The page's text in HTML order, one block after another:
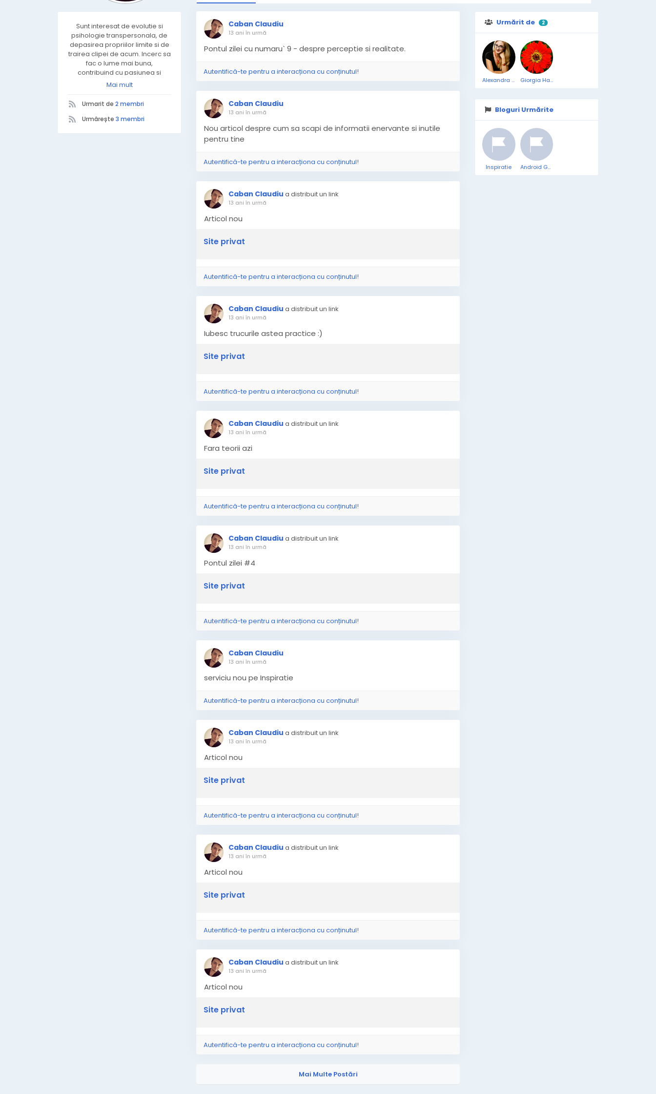
Sunt interesat de evolutie si
psihologie transpersonala, de
depasirea propriilor limite si de
trairea clipei de acum. Incerc sa
fac o lume mai buna,
contribuind cu pasiunea si
vocatia mea. Scriu mult.
Sunt oglinda a ceea ce tu imi
Mai mult
Urmarit de 2 membri
Urmărește 3 membri
Urmărit de 2
Alexandra Bohan Giorgia Hash
Bloguri Urmărite
Inspiratie Android G33k
Caban Claudiu
13 ani în urmă
Pontul zilei cu numaru` 9 - despre perceptie si realitate.
Autentifică-te pentru a interacționa cu conținutul!
Caban Claudiu
13 ani în urmă
Nou articol despre cum sa scapi de informatii enervante si inutile
pentru tine
Autentifică-te pentru a interacționa cu conținutul!
Caban Claudiu a distribuit un link
13 ani în urmă
Articol nou
Site privat
Autentifică-te pentru a interacționa cu conținutul!
Caban Claudiu a distribuit un link
13 ani în urmă
Iubesc trucurile astea practice :)
Site privat
Autentifică-te pentru a interacționa cu conținutul!
Caban Claudiu a distribuit un link
13 ani în urmă
Fara teorii azi
Site privat
Autentifică-te pentru a interacționa cu conținutul!
Caban Claudiu a distribuit un link
13 ani în urmă
Pontul zilei #4
Site privat
Autentifică-te pentru a interacționa cu conținutul!
Caban Claudiu
13 ani în urmă
serviciu nou pe Inspiratie
Autentifică-te pentru a interacționa cu conținutul!
Caban Claudiu a distribuit un link
13 ani în urmă
Articol nou
Site privat
Autentifică-te pentru a interacționa cu conținutul!
Caban Claudiu a distribuit un link
13 ani în urmă
Articol nou
Site privat
Autentifică-te pentru a interacționa cu conținutul!
Caban Claudiu a distribuit un link
13 ani în urmă
Articol nou
Site privat
Autentifică-te pentru a interacționa cu conținutul!
Mai Multe Postări